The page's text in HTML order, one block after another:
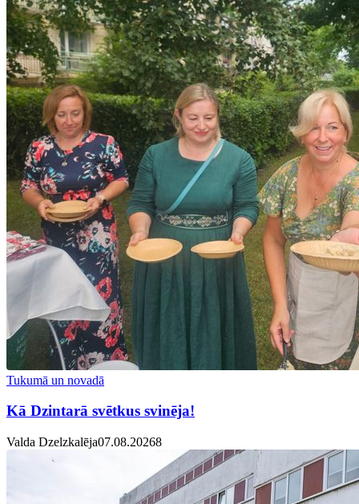
Tukumā un novadā
Kā Dzintarā svētkus svinēja!
Valda Dzelzkalēja07.08.20268